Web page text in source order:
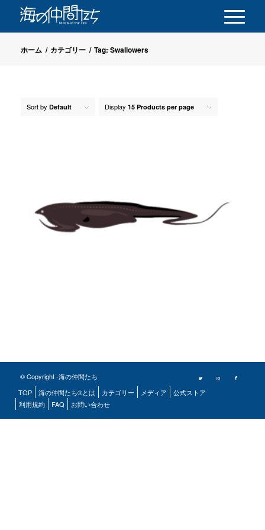
ホーム / カテゴリー / Tag: Swallowers
Sort by Default Display 15 Products per page
© Copyright -海の仲間たち
TOP
海の仲間たち®とは カテゴリー メディア
公式ストア
利用規約
FAQ お問い合わせ